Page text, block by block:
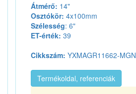
Átmérő: 14"
Osztókör: 4x100mm
Szélesség: 6"
ET-érték: 39
Cikkszám: YXMAGR11662-MGN
Termékoldal, referenciák